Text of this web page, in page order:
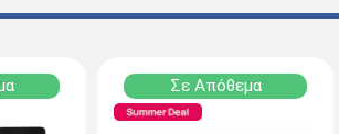
Σε Απόθεμα